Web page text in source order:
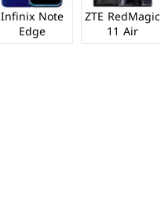
ZTE RedMagic
11 Air
Infinix Note
Edge